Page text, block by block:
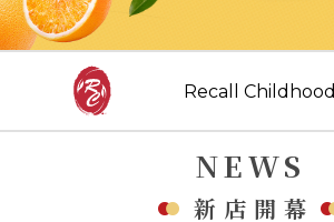
分店資訊
最新消息
CONTACT US
Danny00203@yahoo.com.tw
Recall Childhood
NEWS
新店開幕